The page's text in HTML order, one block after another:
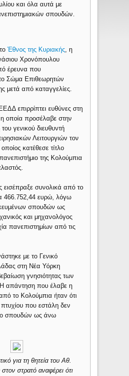
και όλα αυτά με
σπουδών.
Έθνος της Κυριακής, η
Χρονόπουλου
έρευνα που
Σώμα Επιθεωρητών
μετά από καταγγελίες.
επιρρίπτει ευθύνες στη
οποία προσέλαβε στην
γενικού διευθυντή
Λειτουργιών τον
κατέθεσε τίτλο
της Κολούμπια
συνολικά από το
466.752,44 ευρώ, λόγω
σπουδών ως
και μηχανολόγος
πανεπιστημίων από τις
με το Γενικό
στη Νέα Υόρκη
γνησιότητας των
απάντηση που έλαβε η
το Κολούμπια ήταν ότι
που εστάλη δεν
σπουδών ως άνω
για τη θητεία του Αθ.
στρατό αναφέρει ότι